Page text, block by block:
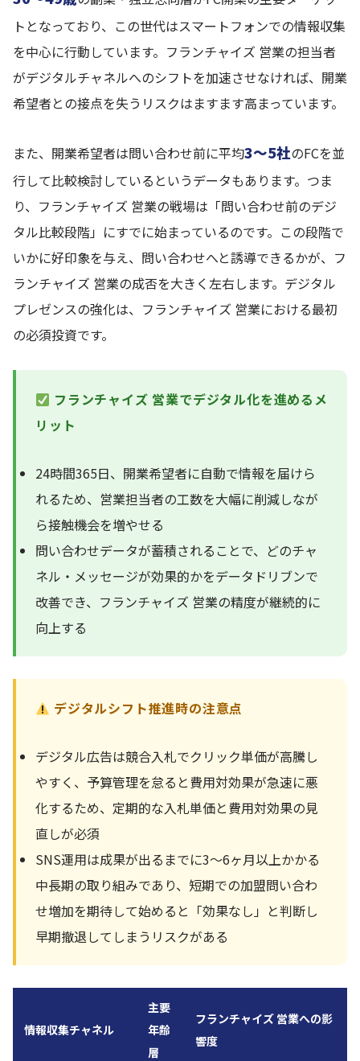
トとなっており、この世代はスマートフォンでの情報収集
を中心に行動しています。フランチャイズ 営業の担当者
がデジタルチャネルへのシフトを加速させなければ、開業
希望者との接点を失うリスクはますます高まっています。
また、開業希望者は問い合わせ前に平均3〜5社のFCを並
行して比較検討しているというデータもあります。つま
り、フランチャイズ 営業の戦場は「問い合わせ前のデジ
タル比較段階」にすでに始まっているのです。この段階で
いかに好印象を与え、問い合わせへと誘導できるかが、フ
ランチャイズ 営業の成否を大きく左右します。デジタル
プレゼンスの強化は、フランチャイズ 営業における最初
の必須投資です。
フランチャイズ 営業でデジタル化を進めるメ
リット
24時間365日、開業希望者に自動で情報を届けら
れるため、営業担当者の工数を大幅に削減しなが
ら接触機会を増やせる
問い合わせデータが蓄積されることで、どのチャ
ネル・メッセージが効果的かをデータドリブンで
改善でき、フランチャイズ 営業の精度が継続的に
向上する
デジタルシフト推進時の注意点
デジタル広告は競合入札でクリック単価が高騰し
やすく、予算管理を怠ると費用対効果が急速に悪
化するため、定期的な入札単価と費用対効果の見
直しが必須
SNS運用は成果が出るまでに3〜6ヶ月以上かかる
中長期の取り組みであり、短期での加盟問い合わ
せ増加を期待して始めると「効果なし」と判断し
早期撤退してしまうリスクがある
情報収集チャネル
主要
年齢
層
フランチャイズ 営業への影
響度